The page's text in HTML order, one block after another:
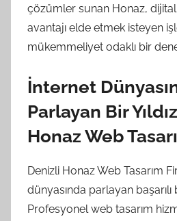
çözümler sunan Honaz,
avantajı elde etmek isteyen
mükemmeliyet odaklı bir
İnternet
Parlayan Bir
Honaz Web
Denizli Honaz Web Tasarım
dünyasında parlayan başarılı
Profesyonel web tasarım